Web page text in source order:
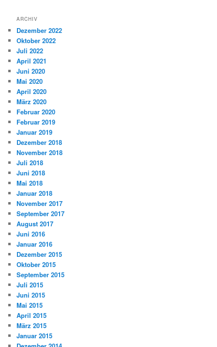
ARCHIV
Dezember 2022
Oktober 2022
Juli 2022
April 2021
Juni 2020
Mai 2020
April 2020
März 2020
Februar 2020
Februar 2019
Januar 2019
Dezember 2018
November 2018
Juli 2018
Juni 2018
Mai 2018
Januar 2018
November 2017
September 2017
August 2017
Juni 2016
Januar 2016
Dezember 2015
Oktober 2015
September 2015
Juli 2015
Juni 2015
Mai 2015
April 2015
März 2015
Januar 2015